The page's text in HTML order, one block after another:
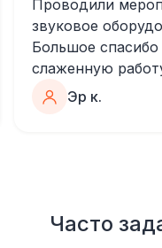
Проводили
звуковое
Большое
слаженную
очень быстро и
Все приехало
состоянии.
Эр к.
Часто